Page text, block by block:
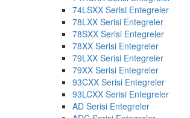
74LSXX Serisi Entegreler
78LXX Serisi Entegreler
78SXX Serisi Entegreler
78XX Serisi Entegreler
79LXX Serisi Entegreler
79XX Serisi Entegreler
93CXX Serisi Entegreler
93LCXX Serisi Entegreler
AD Serisi Entegreler